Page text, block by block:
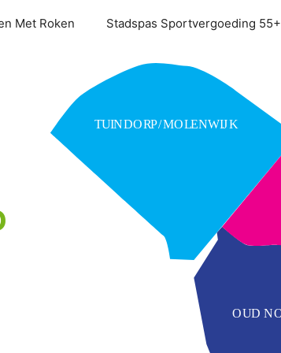
Met Roken Stadspas Sportvergoeding 55+
TUINDORP/MOLENWIJK